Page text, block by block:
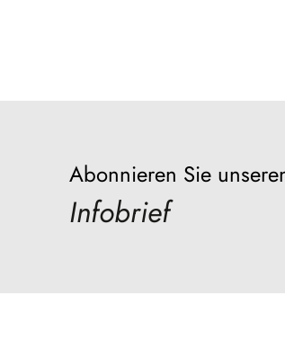
Abonnieren Sie
Infobrief